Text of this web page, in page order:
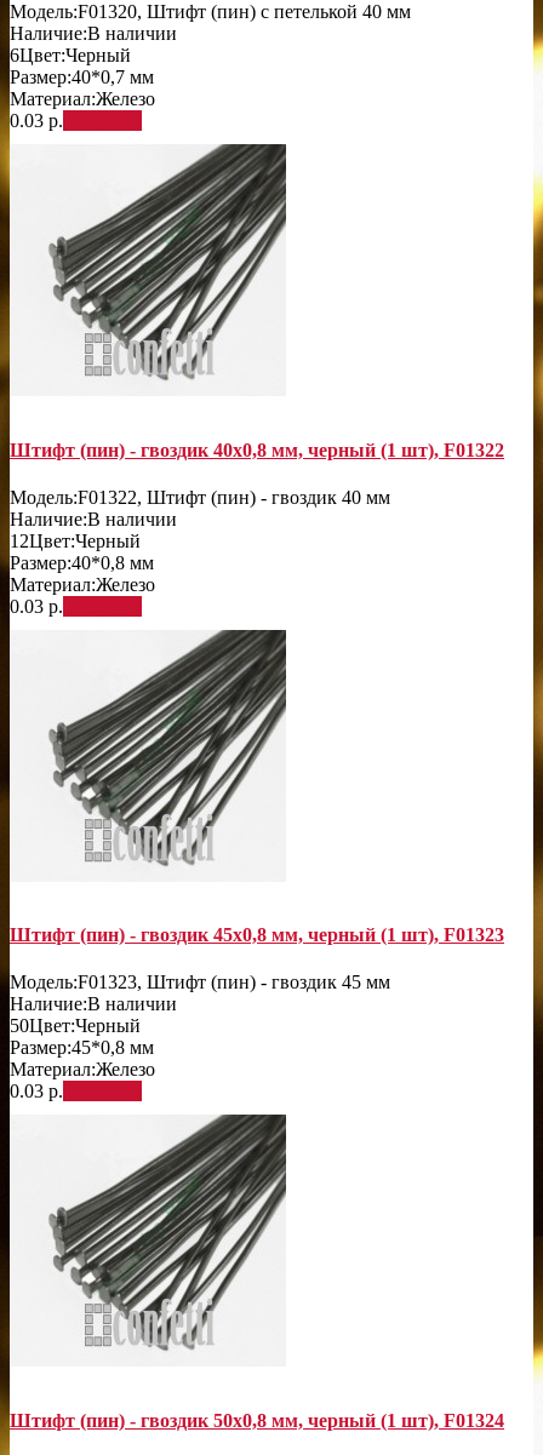
Модель:F01320, Штифт (пин) с петелькой 40 мм
Наличие:В наличии
6Цвет:Черный
Размер:40*0,7 мм
Материал:Железо
0.03 р.
Штифт (пин) - гвоздик 40х0,8 мм, черный (1 шт), F01322
Модель:F01322, Штифт (пин) - гвоздик 40 мм
Наличие:В наличии
12Цвет:Черный
Размер:40*0,8 мм
Материал:Железо
0.03 р.
Штифт (пин) - гвоздик 45х0,8 мм, черный (1 шт), F01323
Модель:F01323, Штифт (пин) - гвоздик 45 мм
Наличие:В наличии
50Цвет:Черный
Размер:45*0,8 мм
Материал:Железо
0.03 р.
Штифт (пин) - гвоздик 50х0,8 мм, черный (1 шт), F01324